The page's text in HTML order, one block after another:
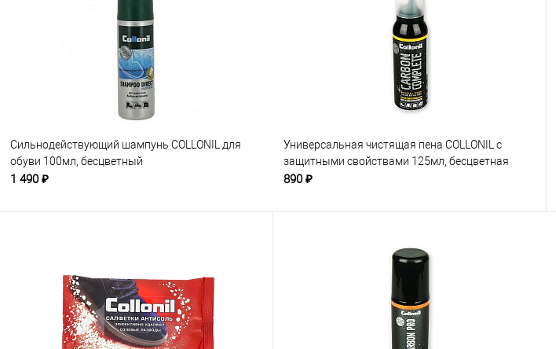
Сильнодействующий шампунь COLLONIL для
обуви 100мл, бесцветный
1 490 ₽
Универсальная чистящая пена COLLONIL с
защитными свойствами 125мл, бесцветная
890 ₽